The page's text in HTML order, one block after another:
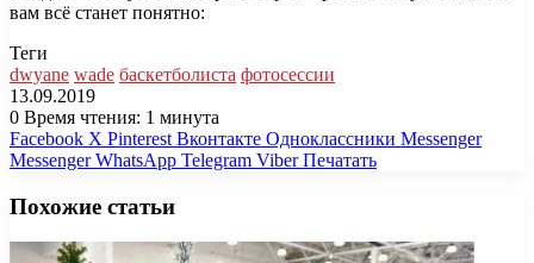
вам всё станет понятно:
Теги
dwyane wade баскетболиста фотосессии
13.09.2019
0 Время чтения: 1 минута
Facebook X Pinterest Вконтакте Одноклассники Messenger
Messenger WhatsApp Telegram Viber Печатать
Похожие статьи